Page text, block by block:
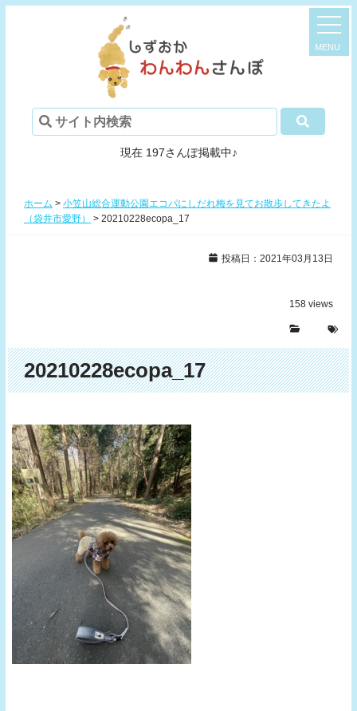
現在 197さんぽ掲載中♪
ホーム > 小笠山総合運動公園エコパにしだれ梅を見てお散歩してきたよ
（袋井市愛野）
> 20210228ecopa_17
投稿日：2021年03月13日
158 views
20210228ecopa_17